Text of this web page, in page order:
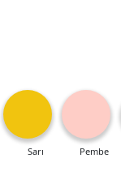
Sarı Pembe